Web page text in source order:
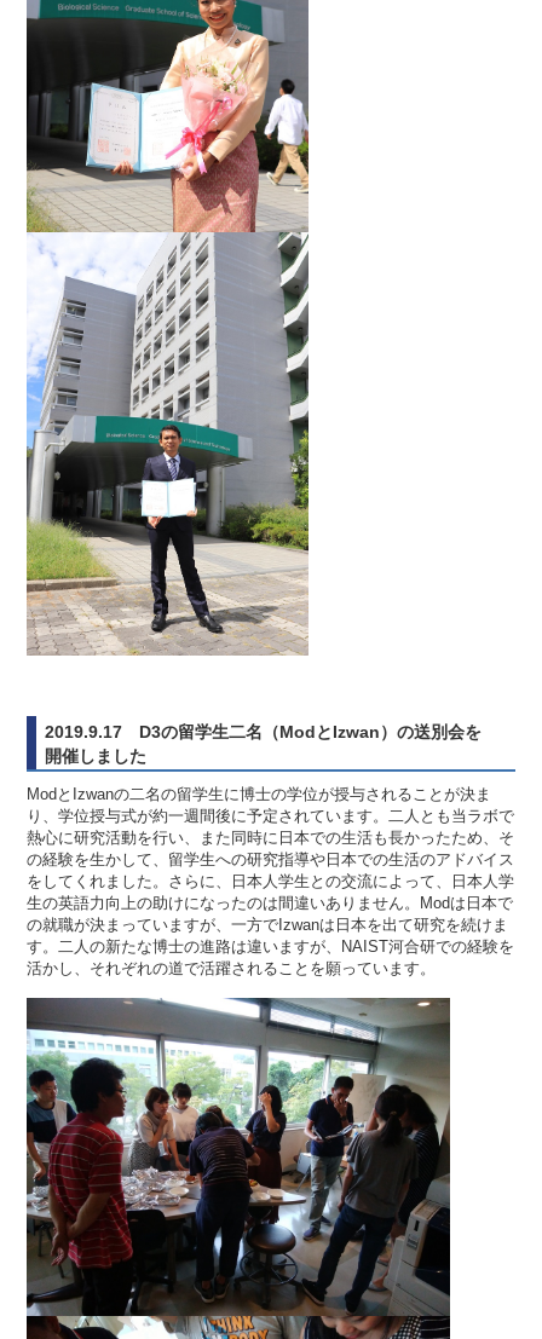
2019.9.17 D3の留学生二名（ModとIzwan）の送別会を
開催しました
ModとIzwanの二名の留学生に博士の学位が授与されることが決ま
り、学位授与式が約一週間後に予定されています。二人とも当ラボで
熱心に研究活動を行い、また同時に日本での生活も長かったため、そ
の経験を生かして、留学生への研究指導や日本での生活のアドバイス
をしてくれました。さらに、日本人学生との交流によって、日本人学
生の英語力向上の助けになったのは間違いありません。Modは日本で
の就職が決まっていますが、一方でIzwanは日本を出て研究を続けま
す。二人の新たな博士の進路は違いますが、NAIST河合研での経験を
活かし、それぞれの道で活躍されることを願っています。